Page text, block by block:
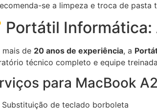
se a limpeza e troca de pasta
Portátil Informática:
mais de 20 anos de experiência, a
técnico completo e equipe
para MacBook
Substituição de teclado borboleta